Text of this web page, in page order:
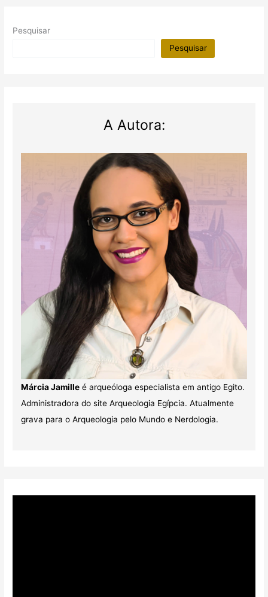
Pesquisar
Pesquisar
A Autora:
Márcia Jamilleé arqueóloga especialista em antigo Egito.
Administradora do site Arqueologia Egípcia. Atualmente
grava para o Arqueologia pelo Mundo e Nerdologia.